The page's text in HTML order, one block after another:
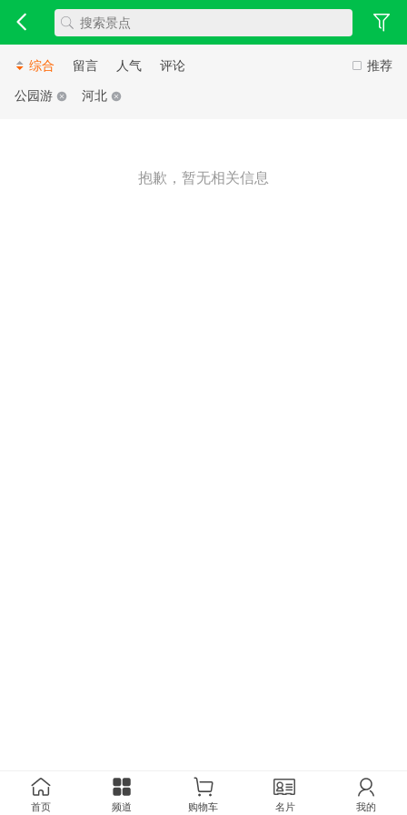
推荐
综合 留言 人气
评论
公园游
河北
抱歉，暂无相关信息
首页 频道 购物车 名片 我的